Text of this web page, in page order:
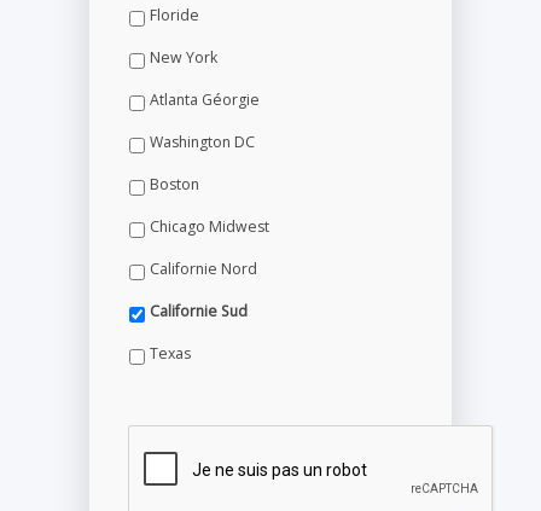
Floride
New York
Atlanta Géorgie
Washington DC
Boston
Chicago Midwest
Californie Nord
Californie Sud
Texas